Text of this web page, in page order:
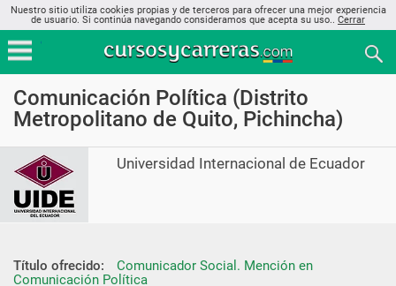
Nuestro sitio utiliza cookies propias y de terceros para ofrecer una mejor experiencia
de usuario. Si continúa navegando consideramos que acepta su uso.. Cerrar
Comunicación Política (Distrito
Metropolitano de Quito, Pichincha)
Universidad Internacional de Ecuador
Título ofrecido:
Comunicador Social. Mención en
Comunicación Política